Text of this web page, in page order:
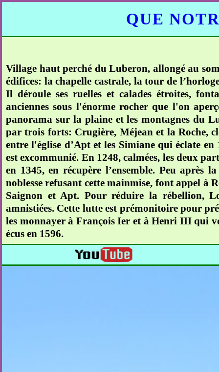
QUE
Village haut perché du Luberon, allongé au
édifices: la chapelle castrale, la tour de
Il déroule ses ruelles et calades étroites,
anciennes sous l'énorme rocher que l'on
panorama sur la plaine et les montagnes du
par trois forts: Crugière, Méjean et la Roche,
entre l'église d’Apt et les Simiane qui éclate
est excommunié. En 1248, calmées, les deux
en 1345, en récupère l’ensemble. Peu
noblesse refusant cette mainmise, font appel à
Saignon et Apt. Pour réduire la rébellion,
amnistiées. Cette lutte est prémonitoire pour
les monnayer à François Ier et à Henri III qui
écus en 1596.